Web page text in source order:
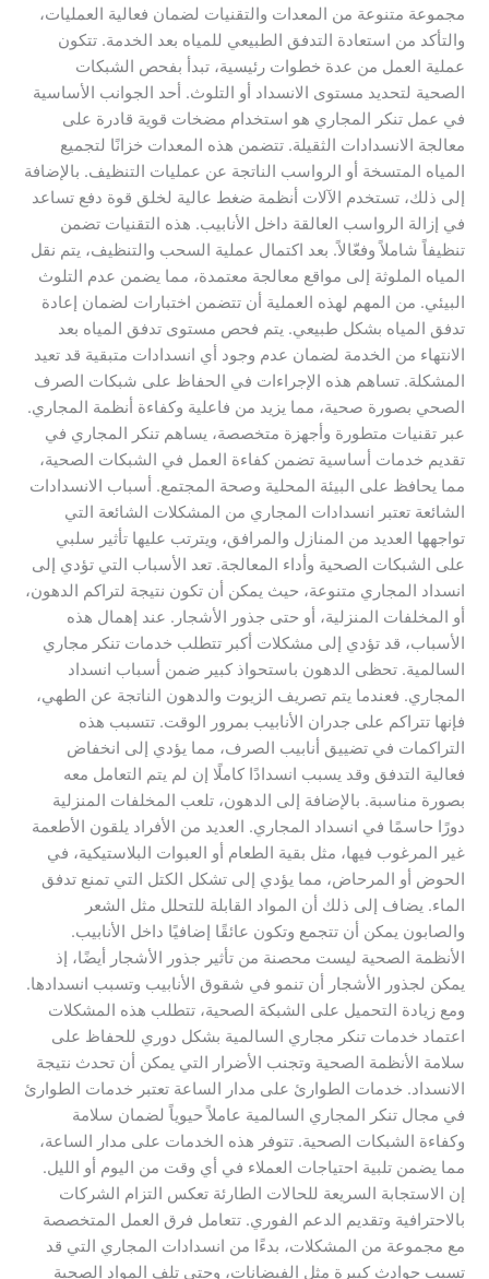
مجموعة متنوعة من المعدات والتقنيات لضمان فعالية العمليات،
والتأكد من استعادة التدفق الطبيعي للمياه بعد الخدمة. تتكون
عملية العمل من عدة خطوات رئيسية، تبدأ بفحص الشبكات
الصحية لتحديد مستوى الانسداد أو التلوث. أحد الجوانب الأساسية
في عمل تنكر المجاري هو استخدام مضخات قوية قادرة على
معالجة الانسدادات الثقيلة. تتضمن هذه المعدات خزانًا لتجميع
المياه المتسخة أو الرواسب الناتجة عن عمليات التنظيف. بالإضافة
إلى ذلك، تستخدم الآلات أنظمة ضغط عالية لخلق قوة دفع تساعد
في إزالة الرواسب العالقة داخل الأنابيب. هذه التقنيات تضمن
تنظيفاً شاملاً وفعّالاً. بعد اكتمال عملية السحب والتنظيف، يتم نقل
المياه الملوثة إلى مواقع معالجة معتمدة، مما يضمن عدم التلوث
البيئي. من المهم لهذه العملية أن تتضمن اختبارات لضمان إعادة
تدفق المياه بشكل طبيعي. يتم فحص مستوى تدفق المياه بعد
الانتهاء من الخدمة لضمان عدم وجود أي انسدادات متبقية قد تعيد
المشكلة. تساهم هذه الإجراءات في الحفاظ على شبكات الصرف
الصحي بصورة صحية، مما يزيد من فاعلية وكفاءة أنظمة المجاري.
عبر تقنيات متطورة وأجهزة متخصصة، يساهم تنكر المجاري في
تقديم خدمات أساسية تضمن كفاءة العمل في الشبكات الصحية،
مما يحافظ على البيئة المحلية وصحة المجتمع. أسباب الانسدادات
الشائعة تعتبر انسدادات المجاري من المشكلات الشائعة التي
تواجهها العديد من المنازل والمرافق، ويترتب عليها تأثير سلبي
على الشبكات الصحية وأداء المعالجة. تعد الأسباب التي تؤدي إلى
انسداد المجاري متنوعة، حيث يمكن أن تكون نتيجة لتراكم الدهون،
أو المخلفات المنزلية، أو حتى جذور الأشجار. عند إهمال هذه
الأسباب، قد تؤدي إلى مشكلات أكبر تتطلب خدمات تنكر مجاري
السالمية. تحظى الدهون باستحواذ كبير ضمن أسباب انسداد
المجاري. فعندما يتم تصريف الزيوت والدهون الناتجة عن الطهي،
فإنها تتراكم على جدران الأنابيب بمرور الوقت. تتسبب هذه
التراكمات في تضييق أنابيب الصرف، مما يؤدي إلى انخفاض
فعالية التدفق وقد يسبب انسدادًا كاملًا إن لم يتم التعامل معه
بصورة مناسبة. بالإضافة إلى الدهون، تلعب المخلفات المنزلية
دورًا حاسمًا في انسداد المجاري. العديد من الأفراد يلقون الأطعمة
غير المرغوب فيها، مثل بقية الطعام أو العبوات البلاستيكية، في
الحوض أو المرحاض، مما يؤدي إلى تشكل الكتل التي تمنع تدفق
الماء. يضاف إلى ذلك أن المواد القابلة للتحلل مثل الشعر
والصابون يمكن أن تتجمع وتكون عائقًا إضافيًا داخل الأنابيب.
الأنظمة الصحية ليست محصنة من تأثير جذور الأشجار أيضًا، إذ
يمكن لجذور الأشجار أن تنمو في شقوق الأنابيب وتسبب انسدادها.
ومع زيادة التحميل على الشبكة الصحية، تتطلب هذه المشكلات
اعتماد خدمات تنكر مجاري السالمية بشكل دوري للحفاظ على
سلامة الأنظمة الصحية وتجنب الأضرار التي يمكن أن تحدث نتيجة
الانسداد. خدمات الطوارئ على مدار الساعة تعتبر خدمات الطوارئ
في مجال تنكر المجاري السالمية عاملاً حيوياً لضمان سلامة
وكفاءة الشبكات الصحية. تتوفر هذه الخدمات على مدار الساعة،
مما يضمن تلبية احتياجات العملاء في أي وقت من اليوم أو الليل.
إن الاستجابة السريعة للحالات الطارئة تعكس التزام الشركات
بالاحترافية وتقديم الدعم الفوري. تتعامل فرق العمل المتخصصة
مع مجموعة من المشكلات، بدءًا من انسدادات المجاري التي قد
تسبب حوادث كبيرة مثل الفيضانات، وحتى تلف المواد الصحية